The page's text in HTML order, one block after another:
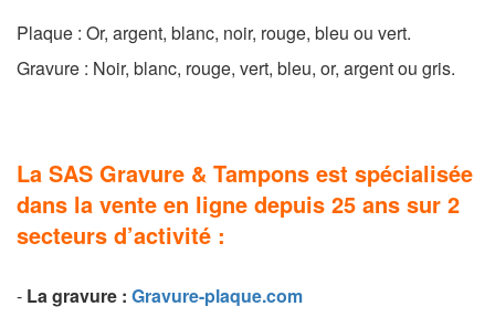
Plaque : Or, argent, blanc, noir, rouge, bleu ou vert.
Gravure : Noir, blanc, rouge, vert, bleu, or, argent ou gris.
La SAS Gravure & Tampons est spécialisée
dans la vente en ligne depuis 25 ans sur 2
secteurs d’activité :
- La gravure : Gravure-plaque.com